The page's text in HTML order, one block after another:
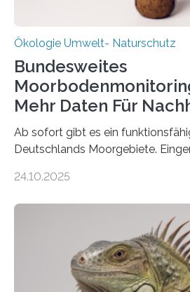
Ökologie Umwelt- Naturschutz
Bundesweites
Mehr Daten Für
Ab sofort gibt es ein
Deutschlands Moorgebiete.
vergangenen fünf Jahren von
heutigen Donnerstag übergeben
Aufbauphase an den
Bundesministerium für
Heimat. Braunschweig/
Ein Netz aus 155 Messstationen
24.10.2025